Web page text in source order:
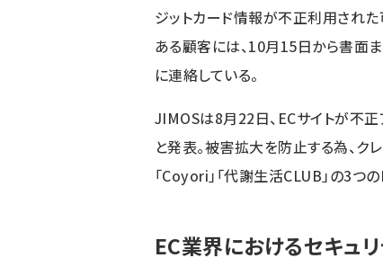
ジットカード情報が不正利用され
ある顧客には、10月15日から書面
に連絡している。
JIMOSは8月22日、ECサイトが不
と発表。被害拡大を防止する為、ク
「Coyori」「代謝生活CLUB」の3つ
EC業界におけるセキュ